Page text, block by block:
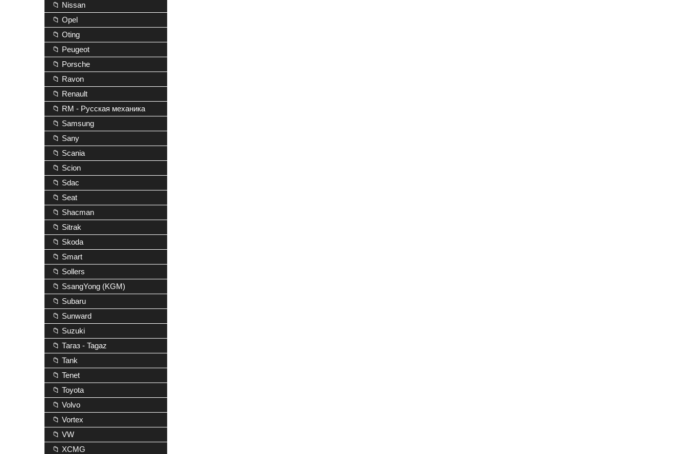
📁 Nissan
📁 Opel
📁 Oting
📁 Peugeot
📁 Porsche
📁 Ravon
📁 Renault
📁 RM - Русская механика
📁 Samsung
📁 Sany
📁 Scania
📁 Scion
📁 Sdac
📁 Seat
📁 Shacman
📁 Sitrak
📁 Skoda
📁 Smart
📁 Sollers
📁 SsangYong (KGM)
📁 Subaru
📁 Sunward
📁 Suzuki
📁 Тагаз - Tagaz
📁 Tank
📁 Tenet
📁 Toyota
📁 Volvo
📁 Vortex
📁 VW
📁 XCMG